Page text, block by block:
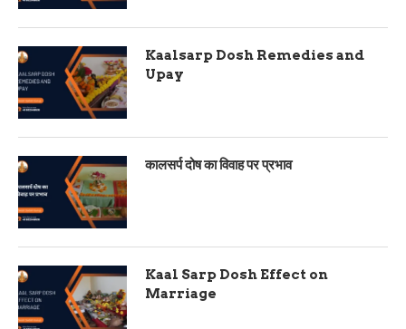
Kaalsarp Dosh Remedies and
Upay
कालसर्प दोष का विवाह पर प्रभाव
Kaal Sarp Dosh Effect on
Marriage